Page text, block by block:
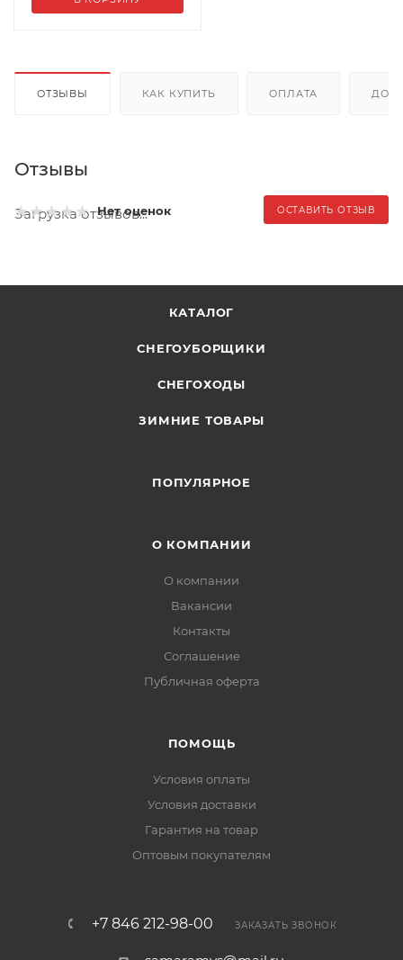
ОТЗЫВЫ КАК КУПИТЬ ОПЛАТА
Отзывы
Нет оценок ОСТАВИТЬ ОТЗЫВ
Загрузка отзывов...
КАТАЛОГ
СНЕГОУБОРЩИКИ
СНЕГОХОДЫ
ЗИМНИЕ ТОВАРЫ
ПОПУЛЯРНОЕ
О КОМПАНИИ
О компании
Вакансии
Контакты
Соглашение
Публичная оферта
ПОМОЩЬ
Условия оплаты
Условия доставки
Гарантия на товар
Оптовым покупателям
+7 846 212-98-00 ЗАКАЗАТЬ ЗВОНОК